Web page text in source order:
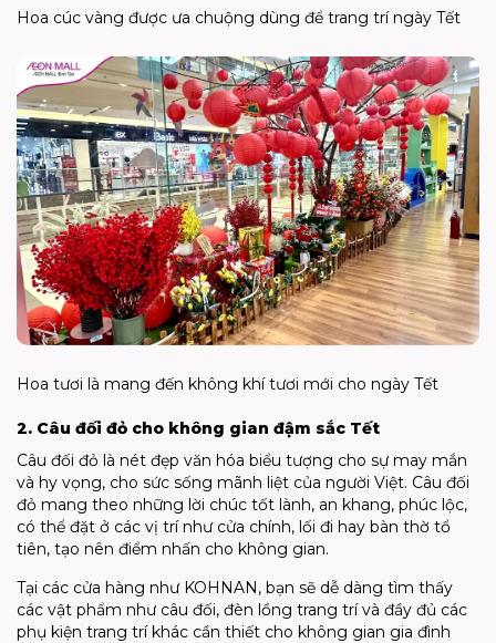
Hoa cúc vàng được ưa chuộng dùng để trang trí ngày Tết
Hoa tươi là mang đến không khí tươi mới cho ngày Tết
2. Câu đối đỏ cho không gian đậm sắc Tết
Câu đối đỏ là nét đẹp văn hóa biểu tượng cho sự may mắn
và hy vọng, cho sức sống mãnh liệt của người Việt. Câu đối
đỏ mang theo những lời chúc tốt lành, an khang, phúc lộc,
có thể đặt ở các vị trí như cửa chính, lối đi hay bàn thờ tổ
tiên, tạo nên điểm nhấn cho không gian.
Tại các cửa hàng như KOHNAN, bạn sẽ dễ dàng tìm thấy
các vật phẩm như câu đối, đèn lồng trang trí và đầy đủ các
phụ kiện trang trí khác cần thiết cho không gian gia đình